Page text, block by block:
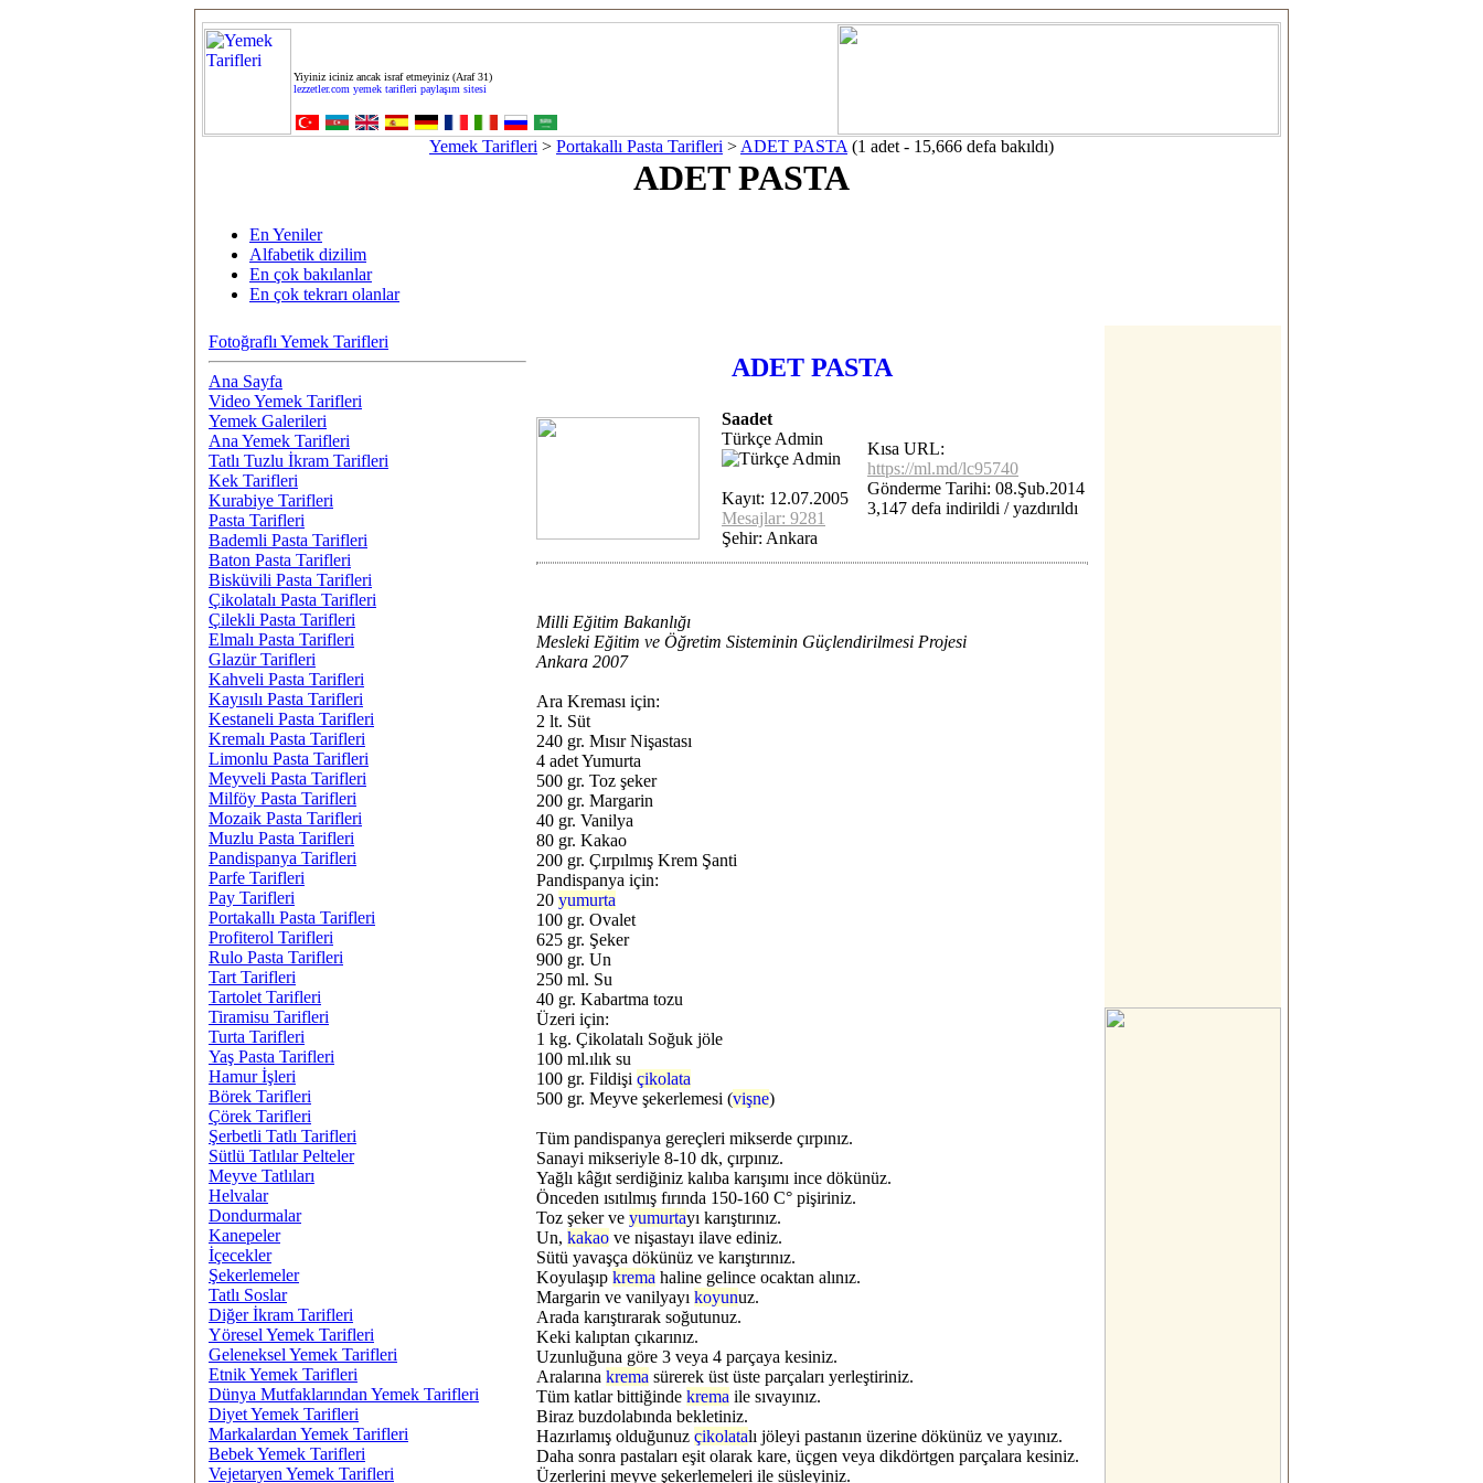
Yiyiniz iciniz ancak israf etmeyiniz (Araf 31)
lezzetler.com yemek tarifleri paylaşım sitesi
Yemek Tarifleri > Portakallı Pasta Tarifleri > ADET PASTA (1 adet - 15,666 defa bakıldı)
ADET PASTA
En Yeniler
Alfabetik dizilim
En çok bakılanlar
En çok tekrarı olanlar
Fotoğraflı Yemek Tarifleri
Ana Sayfa
Video Yemek Tarifleri
Yemek Galerileri
Ana Yemek Tarifleri
Tatlı Tuzlu İkram Tarifleri
Kek Tarifleri
Kurabiye Tarifleri
Pasta Tarifleri
Bademli Pasta Tarifleri
Baton Pasta Tarifleri
Bisküvili Pasta Tarifleri
Çikolatalı Pasta Tarifleri
Çilekli Pasta Tarifleri
Elmalı Pasta Tarifleri
Glazür Tarifleri
Kahveli Pasta Tarifleri
Kayısılı Pasta Tarifleri
Kestaneli Pasta Tarifleri
Kremalı Pasta Tarifleri
Limonlu Pasta Tarifleri
Meyveli Pasta Tarifleri
Milföy Pasta Tarifleri
Mozaik Pasta Tarifleri
Muzlu Pasta Tarifleri
Pandispanya Tarifleri
Parfe Tarifleri
Pay Tarifleri
Portakallı Pasta Tarifleri
Profiterol Tarifleri
Rulo Pasta Tarifleri
Tart Tarifleri
Tartolet Tarifleri
Tiramisu Tarifleri
Turta Tarifleri
Yaş Pasta Tarifleri
Hamur İşleri
Börek Tarifleri
Çörek Tarifleri
Şerbetli Tatlı Tarifleri
Sütlü Tatlılar Pelteler
Meyve Tatlıları
Helvalar
Dondurmalar
Kanepeler
İçecekler
Şekerlemeler
Tatlı Soslar
Diğer İkram Tarifleri
Yöresel Yemek Tarifleri
Geleneksel Yemek Tarifleri
Etnik Yemek Tarifleri
Dünya Mutfaklarından Yemek Tarifleri
Diyet Yemek Tarifleri
Markalardan Yemek Tarifleri
Bebek Yemek Tarifleri
Vejetaryen Yemek Tarifleri
ADET PASTA
Saadet
Türkçe Admin
Kayıt: 12.07.2005
Mesajlar: 9281
Şehir: Ankara
Kısa URL:
https://ml.md/lc95740
Gönderme Tarihi: 08.Şub.2014
3,147 defa indirildi / yazdırıldı
Milli Eğitim Bakanlığı
Mesleki Eğitim ve Öğretim Sisteminin Güçlendirilmesi Projesi
Ankara 2007
Ara Kreması için:
2 lt. Süt
240 gr. Mısır Nişastası
4 adet Yumurta
500 gr. Toz şeker
200 gr. Margarin
40 gr. Vanilya
80 gr. Kakao
200 gr. Çırpılmış Krem Şanti
Pandispanya için:
20 yumurta
100 gr. Ovalet
625 gr. Şeker
900 gr. Un
250 ml. Su
40 gr. Kabartma tozu
Üzeri için:
1 kg. Çikolatalı Soğuk jöle
100 ml.ılık su
100 gr. Fildişi çikolata
500 gr. Meyve şekerlemesi (vişne)
Tüm pandispanya gereçleri mikserde çırpınız.
Sanayi mikseriyle 8-10 dk, çırpınız.
Yağlı kâğıt serdiğiniz kalıba karışımı ince dökünüz.
Önceden ısıtılmış fırında 150-160 C° pişiriniz.
Toz şeker ve yumurtayı karıştırınız.
Un, kakao ve nişastayı ilave ediniz.
Sütü yavaşça dökünüz ve karıştırınız.
Koyulaşıp krema haline gelince ocaktan alınız.
Margarin ve vanilyayı koyunuz.
Arada karıştırarak soğutunuz.
Keki kalıptan çıkarınız.
Uzunluğuna göre 3 veya 4 parçaya kesiniz.
Aralarına krema sürerek üst üste parçaları yerleştiriniz.
Tüm katlar bittiğinde krema ile sıvayınız.
Biraz buzdolabında bekletiniz.
Hazırlamış olduğunuz çikolatalı jöleyi pastanın üzerine dökünüz ve yayınız.
Daha sonra pastaları eşit olarak kare, üçgen veya dikdörtgen parçalara kesiniz.
Üzerlerini meyve şekerlemeleri ile süsleyiniz.